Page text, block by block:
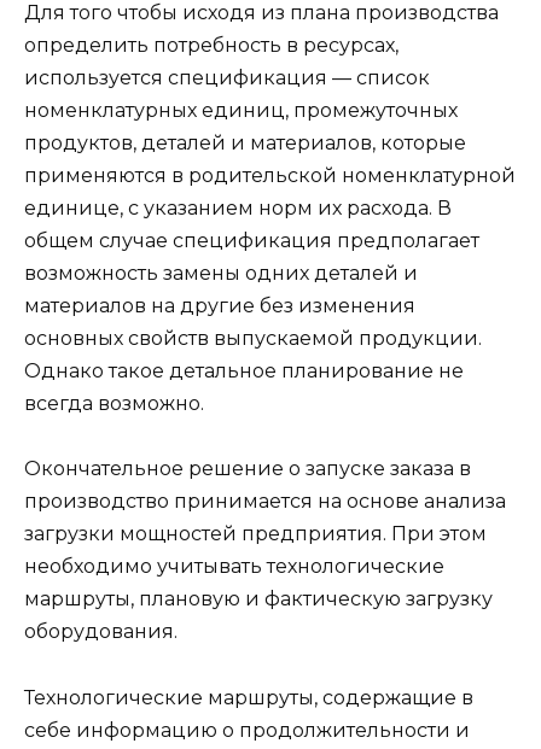
Для того чтобы исходя из плана производства
определить потребность в ресурсах,
используется спецификация — список
номенклатурных единиц, промежуточных
продуктов, деталей и материалов, которые
применяются в родительской номенклатурной
единице, с указанием норм их расхода. В
общем случае спецификация предполагает
возможность замены одних деталей и
материалов на другие без изменения
основных свойств выпускаемой продукции.
Однако такое детальное планирование не
всегда возможно.
Окончательное решение о запуске заказа в
производство принимается на основе анализа
загрузки мощностей предприятия. При этом
необходимо учитывать технологические
маршруты, плановую и фактическую загрузку
оборудования.
Технологические маршруты, содержащие в
себе информацию о продолжительности и